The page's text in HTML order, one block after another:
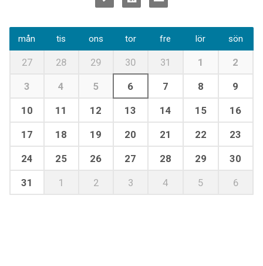
mån tis ons tor fre lör sön
27 28 29 30 31 1 2
3 4 5 6 7 8 9
10 11 12 13 14 15 16
17 18 19 20 21 22 23
24 25 26 27 28 29 30
31 1 2 3 4 5 6